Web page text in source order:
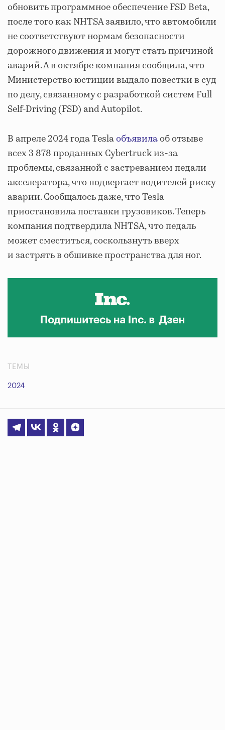
обновить программное обеспечение FSD Beta,
после того как NHTSA заявило, что автомобили
не соответствуют нормам безопасности
дорожного движения и могут стать причиной
аварий. А в октябре компания сообщила, что
Министерство юстиции выдало повестки в суд
по делу, связанному с разработкой систем Full
Self-Driving (FSD) and Autopilot.
В апреле 2024 года Teslaобъявилаоб отзыве
всех 3 878 проданных Cybertruck из-за
проблемы, связанной с застреванием педали
акселератора, что подвергает водителей риску
аварии. Сообщалось даже, что Tesla
приостановила поставки грузовиков. Теперь
компания подтвердила NHTSA, что педаль
может сместиться, соскользнуть вверх
и застрять в обшивке пространства для ног.
ТЕМЫ
2024